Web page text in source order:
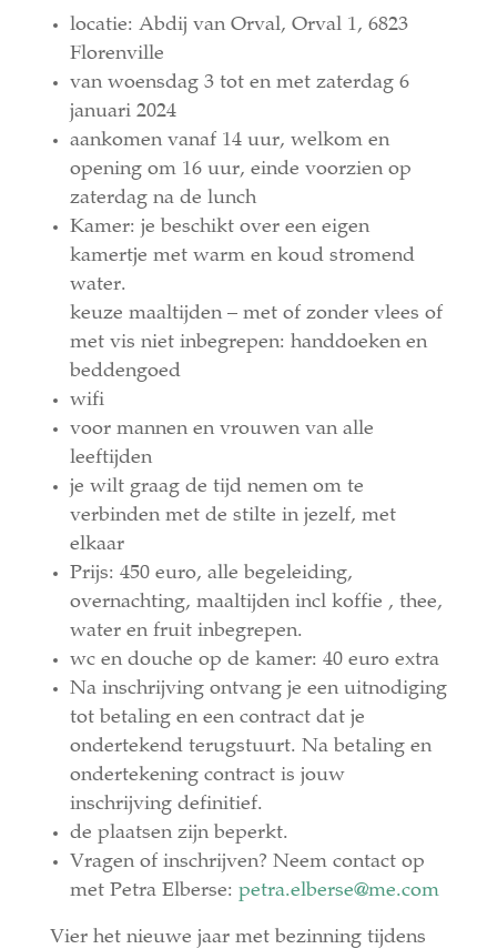
locatie: Abdij van Orval, Orval 1, 6823
Florenville
van woensdag 3 tot en met zaterdag 6
januari 2024
aankomen vanaf 14 uur, welkom en
opening om 16 uur, einde voorzien op
zaterdag na de lunch
Kamer: je beschikt over een eigen
kamertje met warm en koud stromend
water.
keuze maaltijden – met of zonder vlees of
met vis niet inbegrepen: handdoeken en
beddengoed
wifi
voor mannen en vrouwen van alle
leeftijden
je wilt graag de tijd nemen om te
verbinden met de stilte in jezelf, met
elkaar
Prijs: 450 euro, alle begeleiding,
overnachting, maaltijden incl koffie , thee,
water en fruit inbegrepen.
wc en douche op de kamer: 40 euro extra
Na inschrijving ontvang je een uitnodiging
tot betaling en een contract dat je
ondertekend terugstuurt. Na betaling en
ondertekening contract is jouw
inschrijving definitief.
de plaatsen zijn beperkt.
Vragen of inschrijven? Neem contact op
met Petra Elberse: petra.elberse@me.com
Vier het nieuwe jaar met bezinning tijdens